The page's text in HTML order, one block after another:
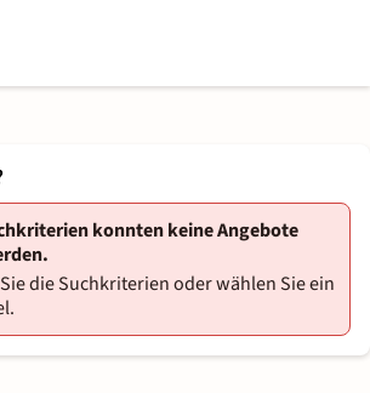
konnten keine Angebote
die Suchkriterien oder wählen Sie ein